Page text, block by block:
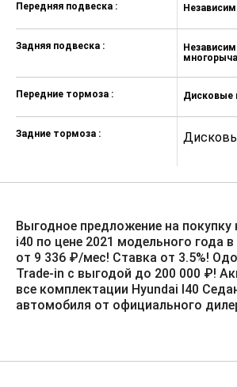
Автоблокировка/
дверных замков на
Маршрутный компьютер
Блок управления
руле
Разъемы USB/AUX для
подключения внешних
Панель приборов
Фары головного света
проекционного типа
Дневные ходовые огни
Датчик света
Передняя подвеска :
Задняя подвеска :
Передние тормоза :
Задние тормоза :
Дисковые
Выгодное предложение на покупку
i40 по цене 2021 модельного года
от 9 336 ₽/мес! Ставка от 3.5%!️
Trade-in с выгодой до 200 000 ₽!
все комплектации Hyundai I40
автомобиля от официального